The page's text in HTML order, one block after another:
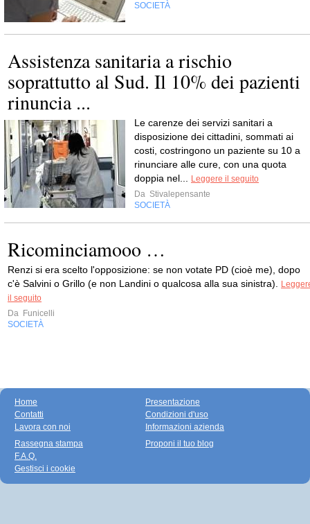
SOCIETÀ
Assistenza sanitaria a rischio
soprattutto al Sud. Il 10% dei pazienti
rinuncia ...
Le carenze dei servizi sanitari a
disposizione dei cittadini, sommati ai
costi, costringono un paziente su 10 a
rinunciare alle cure, con una quota
doppia nel...
Leggere il seguito
Da Stivalepensante
SOCIETÀ
Ricominciamooo …
Renzi si era scelto l'opposizione: se non votate PD (cioè me), dopo
c'è Salvini o Grillo (e non Landini o qualcosa alla sua sinistra).
il seguito
Da Funicelli
SOCIETÀ
Home
Contatti
Lavora con noi
Presentazione
Condizioni d'uso
Informazioni azienda
Rassegna stampa
F.A.Q.
Gestisci i cookie
Proponi il tuo blog